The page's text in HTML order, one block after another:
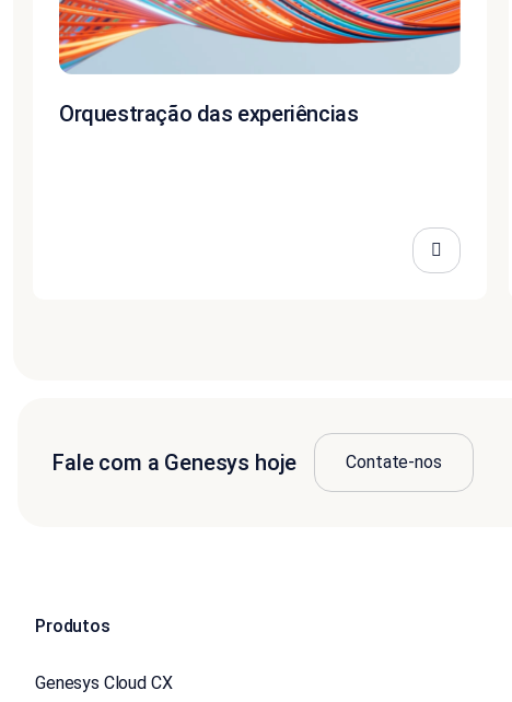
Orquestração das experiências
Fale com a Genesys hoje Contate-nos
Produtos
Genesys Cloud CX